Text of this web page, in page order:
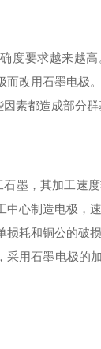
度要求越来越
改用石墨电极
素都造成部分群
墨，其加工速
心制造电极，
耗和铜公的破
用石墨电极的